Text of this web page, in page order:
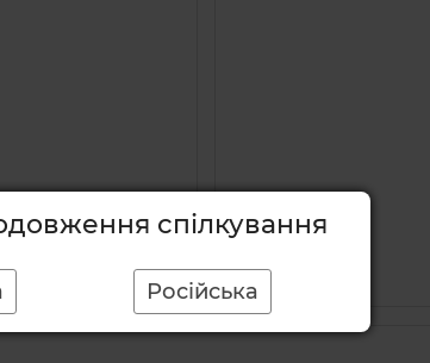
спілкування
Російська